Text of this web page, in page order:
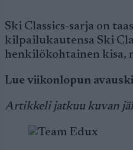
Ski Classics-sarja on
kilpailukautensa Ski
henkilökohtainen kisa,
Lue viikonlopun
Artikkeli jatkuu kuvan